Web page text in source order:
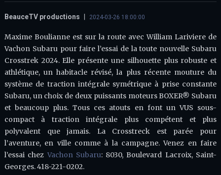
BeauceTV productions 2024-03-26 18:00:00
Maxime Boulianne est sur la route avec William Lariviere de
Vachon Subaru pour faire l’essai de la toute nouvelle Subaru
Crosstrek 2024. Elle présente une silhouette plus robuste et
athlétique, un habitacle révisé, la plus récente mouture du
système de traction intégrale symétrique à prise constante
Subaru, un choix de deux puissants moteurs BOXER® Subaru
et beaucoup plus. Tous ces atouts en font un VUS sous-
compact à traction intégrale plus compétent et plus
polyvalent que jamais. La Crosstreck est parée pour
l’aventure, en ville comme à la campagne. Venez en faire
l’essai chez Vachon Subaru: 8030, Boulevard Lacroix, Saint-
Georges. 418-221-0202.